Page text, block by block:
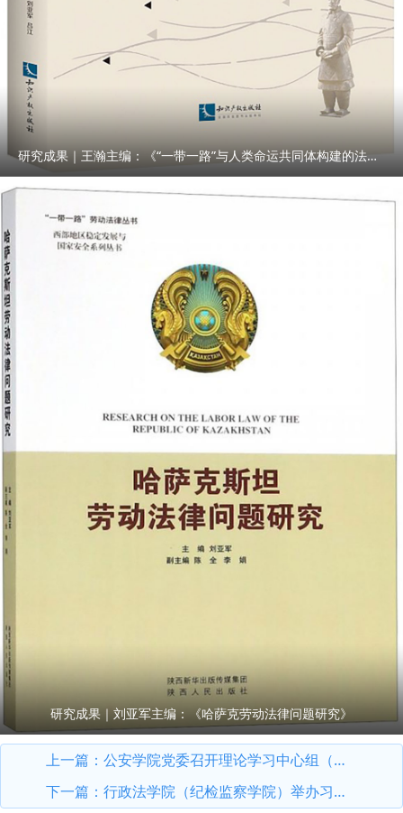
研究成果｜王瀚主编：《“一带一路”与人类命运共同体构建的法律与实践》
研究成果｜刘亚军主编：《哈萨克劳动法律问题研究》
上一篇： 公安学院党委召开理论学习中心组（扩大）学习会议
下一篇： 行政法学院（纪检监察学院）举办习近平党建思想专题研讨会